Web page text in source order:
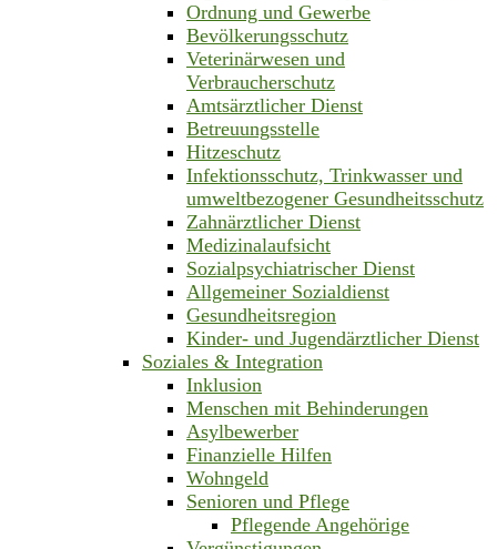
Ordnung und Gewerbe
Bevölkerungsschutz
Veterinärwesen und
Verbraucherschutz
Amtsärztlicher Dienst
Betreuungsstelle
Hitzeschutz
Infektionsschutz, Trinkwasser und
umweltbezogener Gesundheitsschutz
Zahnärztlicher Dienst
Medizinalaufsicht
Sozialpsychiatrischer Dienst
Allgemeiner Sozialdienst
Gesundheitsregion
Kinder- und Jugendärztlicher Dienst
Soziales & Integration
Inklusion
Menschen mit Behinderungen
Asylbewerber
Finanzielle Hilfen
Wohngeld
Senioren und Pflege
Pflegende Angehörige